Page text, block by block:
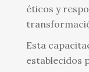
éticos y
Esta
establecidos